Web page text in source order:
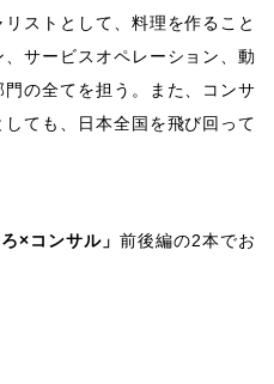
ストとして、料理を作ること
サービスオペレーション、動
の全てを担う。また、コンサ
ても、日本全国を飛び回って
×コンサル」 前後編の2本でお